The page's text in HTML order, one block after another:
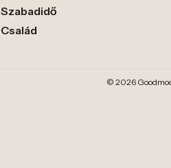
Szabadidő
Család
© 2026